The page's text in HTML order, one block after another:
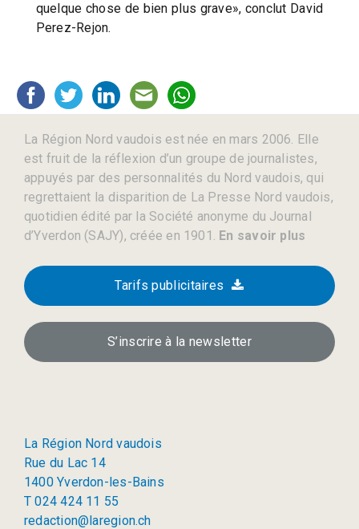
quelque chose de bien plus grave», conclut David
Perez-Rejon.
La Région Nord vaudois est née en mars 2006. Elle
est fruit de la réflexion d’un groupe de journalistes,
appuyés par des personnalités du Nord vaudois, qui
regrettaient la disparition de La Presse Nord vaudois,
quotidien édité par la Société anonyme du Journal
d’Yverdon (SAJY), créée en 1901. En savoir plus
Tarifs publicitaires
S’inscrire à la newsletter
La Région Nord vaudois
Rue du Lac 14
1400 Yverdon-les-Bains
T 024 424 11 55
redaction@laregion.ch